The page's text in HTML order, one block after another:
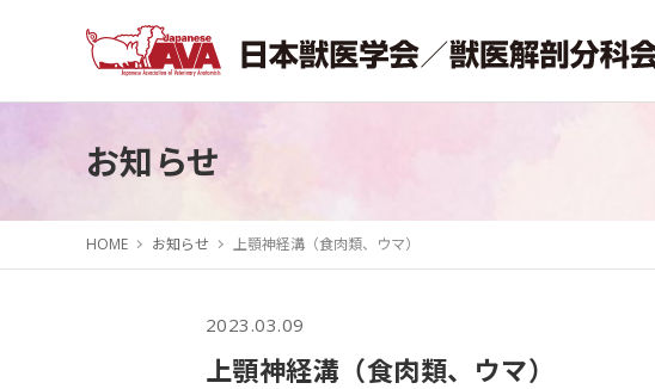
お知らせ
HOME お知らせ 上顎神経溝（食肉類、ウマ）
2023.03.09
上顎神経溝（食肉類、ウマ）